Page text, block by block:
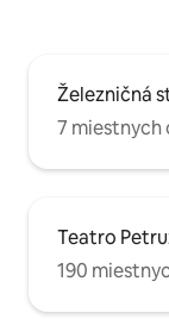
Železničná
7 miestnych
Teatro
190